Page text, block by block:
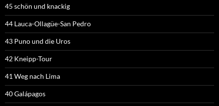
45 schön und knackig
44 Lauca-Ollagüe-San Pedro
43 Puno und die Uros
42 Kneipp-Tour
41 Weg nach Lima
40 Galápagos